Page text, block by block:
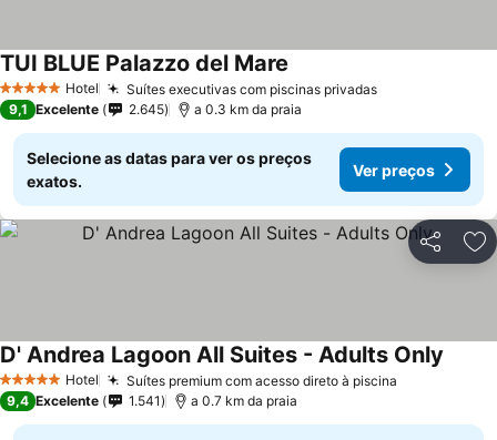
5 Estrelas Hotel Suítes executivas com piscinas privadasVer preços
TUI BLUE Palazzo del Mare
9,1 Excelente 2.645 a 0.3 km da praia
Selecione as datas para ver os preços
exatos.
Ver preços
Partilhar
5 Estrelas Hotel Suítes premium com acesso direto à piscina
D' Andrea Lagoon All Suites - Adults Only
9,4 Excelente 1.541 a 0.7 km da praia